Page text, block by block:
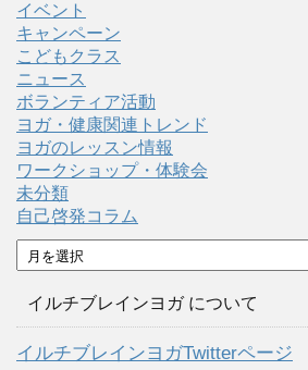
イベント
キャンペーン
こどもクラス
ニュース
ボランティア活動
ヨガ・健康関連トレンド
ヨガのレッスン情報
ワークショップ・体験会
未分類
自己啓発コラム
ア
ー
イルチブレインヨガ について
イルチブレインヨガTwitterページ